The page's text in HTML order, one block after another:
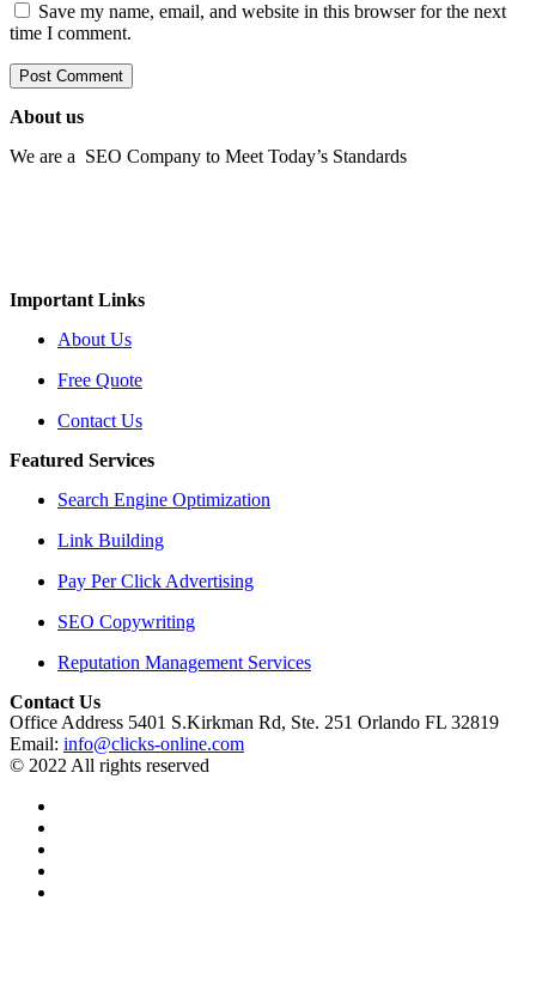
Save my name, email, and website in this browser for the next
time I comment.
About us
We are a SEO Company to Meet Today’s Standards
Important Links
About Us
Free Quote
Contact Us
Featured Services
Search Engine Optimization
Link Building
Pay Per Click Advertising
SEO Copywriting
Reputation Management Services
Contact Us
Office Address 5401 S.Kirkman Rd, Ste. 251 Orlando FL 32819
Email: info@clicks-online.com
© 2022 All rights reserved